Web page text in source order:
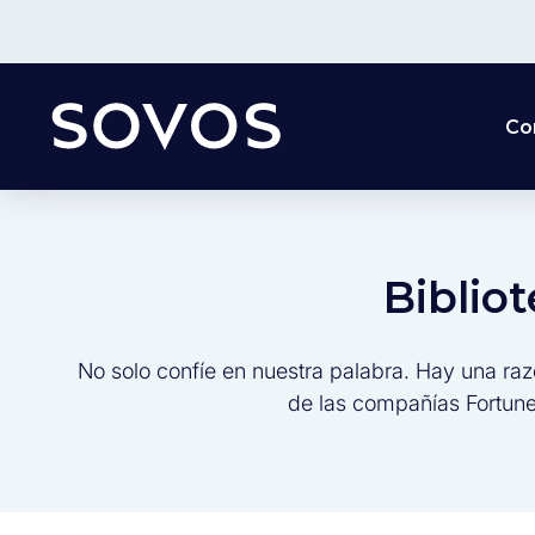
No solo confíe en nuestra palabra. Hay una
de las compañías